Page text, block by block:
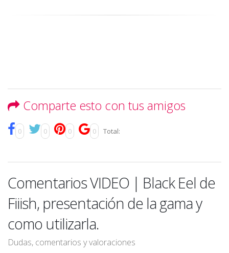
Comparte esto con tus amigos
0 0 0 0 Total:
Comentarios VIDEO | Black Eel de
Fiiish, presentación de la gama y
como utilizarla.
Dudas, comentarios y valoraciones